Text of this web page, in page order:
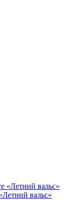
вальс»